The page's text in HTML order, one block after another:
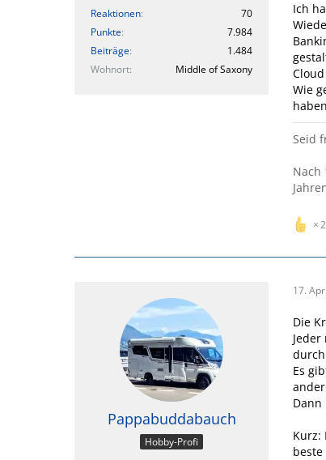
Reaktionen
70
Punkte
7.984
Beiträge
1.484
Wohnort
Middle of Saxony
Ich
Wie
Seid
Nach
2
Pappabuddabauch
Hobby-Profi
17.
Die
Es
Kurz: